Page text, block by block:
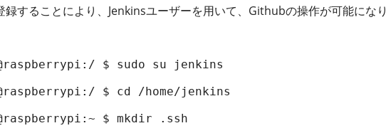
することにより、Jenkinsユーザーを用いて、Githubの操作が可能になり
$ sudo su jenkins
$ cd /home/jenkins
$ mkdir .ssh